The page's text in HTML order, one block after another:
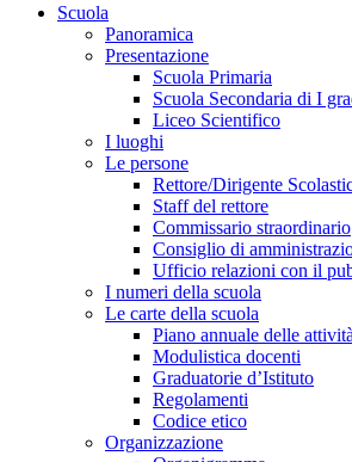
Scuola
Panoramica
Presentazione
Scuola Primaria
Scuola Secondaria di I
Liceo Scientifico
I luoghi
Le persone
Rettore/Dirigente
Staff del rettore
Commissario straordinario
Consiglio di
Ufficio relazioni con il
I numeri della scuola
Le carte della scuola
Piano annuale delle attività
Modulistica docenti
Graduatorie d’Istituto
Regolamenti
Codice etico
Organizzazione